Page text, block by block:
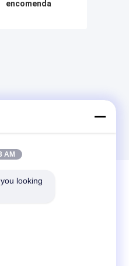
encomenda
AM
looking